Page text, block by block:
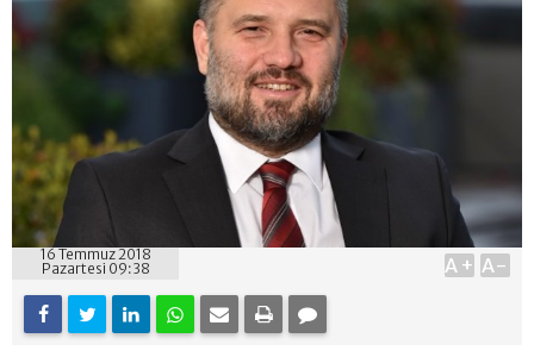
16 Temmuz 2018
Pazartesi 09:38
A+ A-